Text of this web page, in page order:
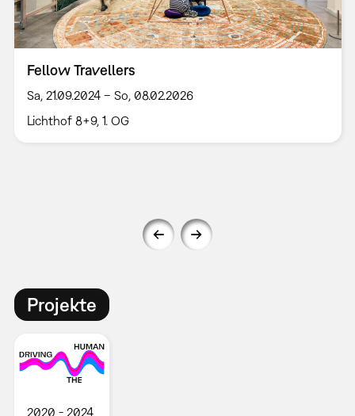
Fellow Travellers
Sa, 21.09.2024 – So, 08.02.2026
Lichthof 8+9, 1. OG
Projekte
2020 2024